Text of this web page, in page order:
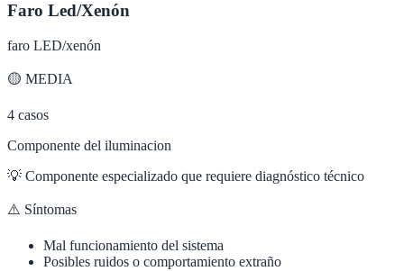
Faro Led/Xenón
faro LED/xenón
🟡 MEDIA
4 casos
Componente del iluminacion
💡 Componente especializado que requiere diagnóstico técnico
⚠️ Síntomas
Mal funcionamiento del sistema
Posibles ruidos o comportamiento extraño